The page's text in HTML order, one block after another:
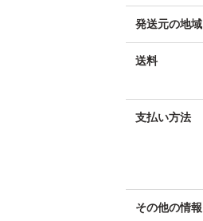
発送元の地域
送料
支払い方法
その他の情報